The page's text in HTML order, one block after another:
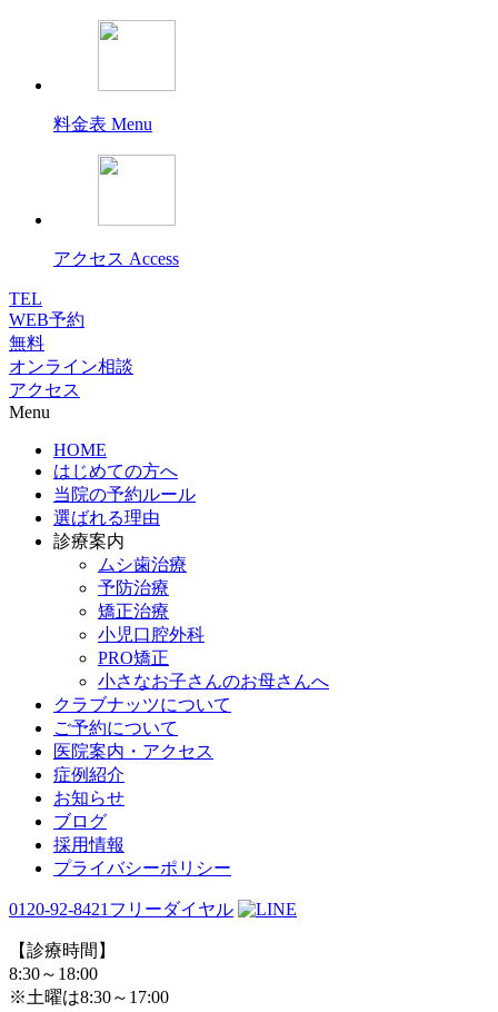
料金表 Menu
アクセス Access
TEL
WEB予約
無料
オンライン相談
アクセス
Menu
HOME
はじめての方へ
当院の予約ルール
選ばれる理由
診療案内
ムシ歯治療
予防治療
矯正治療
小児口腔外科
PRO矯正
小さなお子さんのお母さんへ
クラブナッツについて
ご予約について
医院案内・アクセス
症例紹介
お知らせ
ブログ
採用情報
プライバシーポリシー
0120-92-8421 フリーダイヤル
【診療時間】
8:30～18:00
※土曜は8:30～17:00